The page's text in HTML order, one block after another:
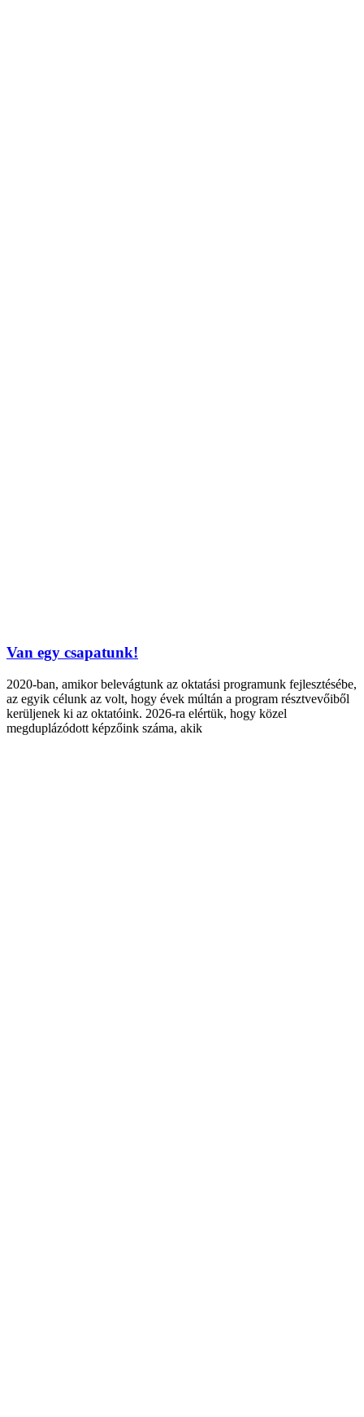
Van egy csapatunk!
2020-ban, amikor belevágtunk az oktatási programunk fejlesztésébe,
az egyik célunk az volt, hogy évek múltán a program résztvevőiből
kerüljenek ki az oktatóink. 2026-ra elértük, hogy közel
megduplázódott képzőink száma, akik